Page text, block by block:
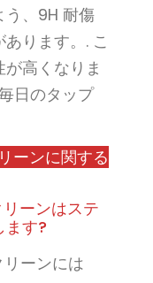
う、9H 耐傷
ります。. こ
高くなりま
日のタップ
ーンに関する
ーンはステ
ます?
リーンには